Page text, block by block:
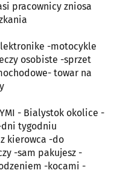
pracownicy zniosa
-motocykle
osobiste -sprzet
towar na
- Bialystok okolice -
tygodniu
z kierowca -do
-sam pakujesz -
-kocami -